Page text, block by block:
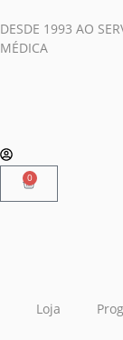
DESDE 1993 AO
MÉDICA
0
Loja